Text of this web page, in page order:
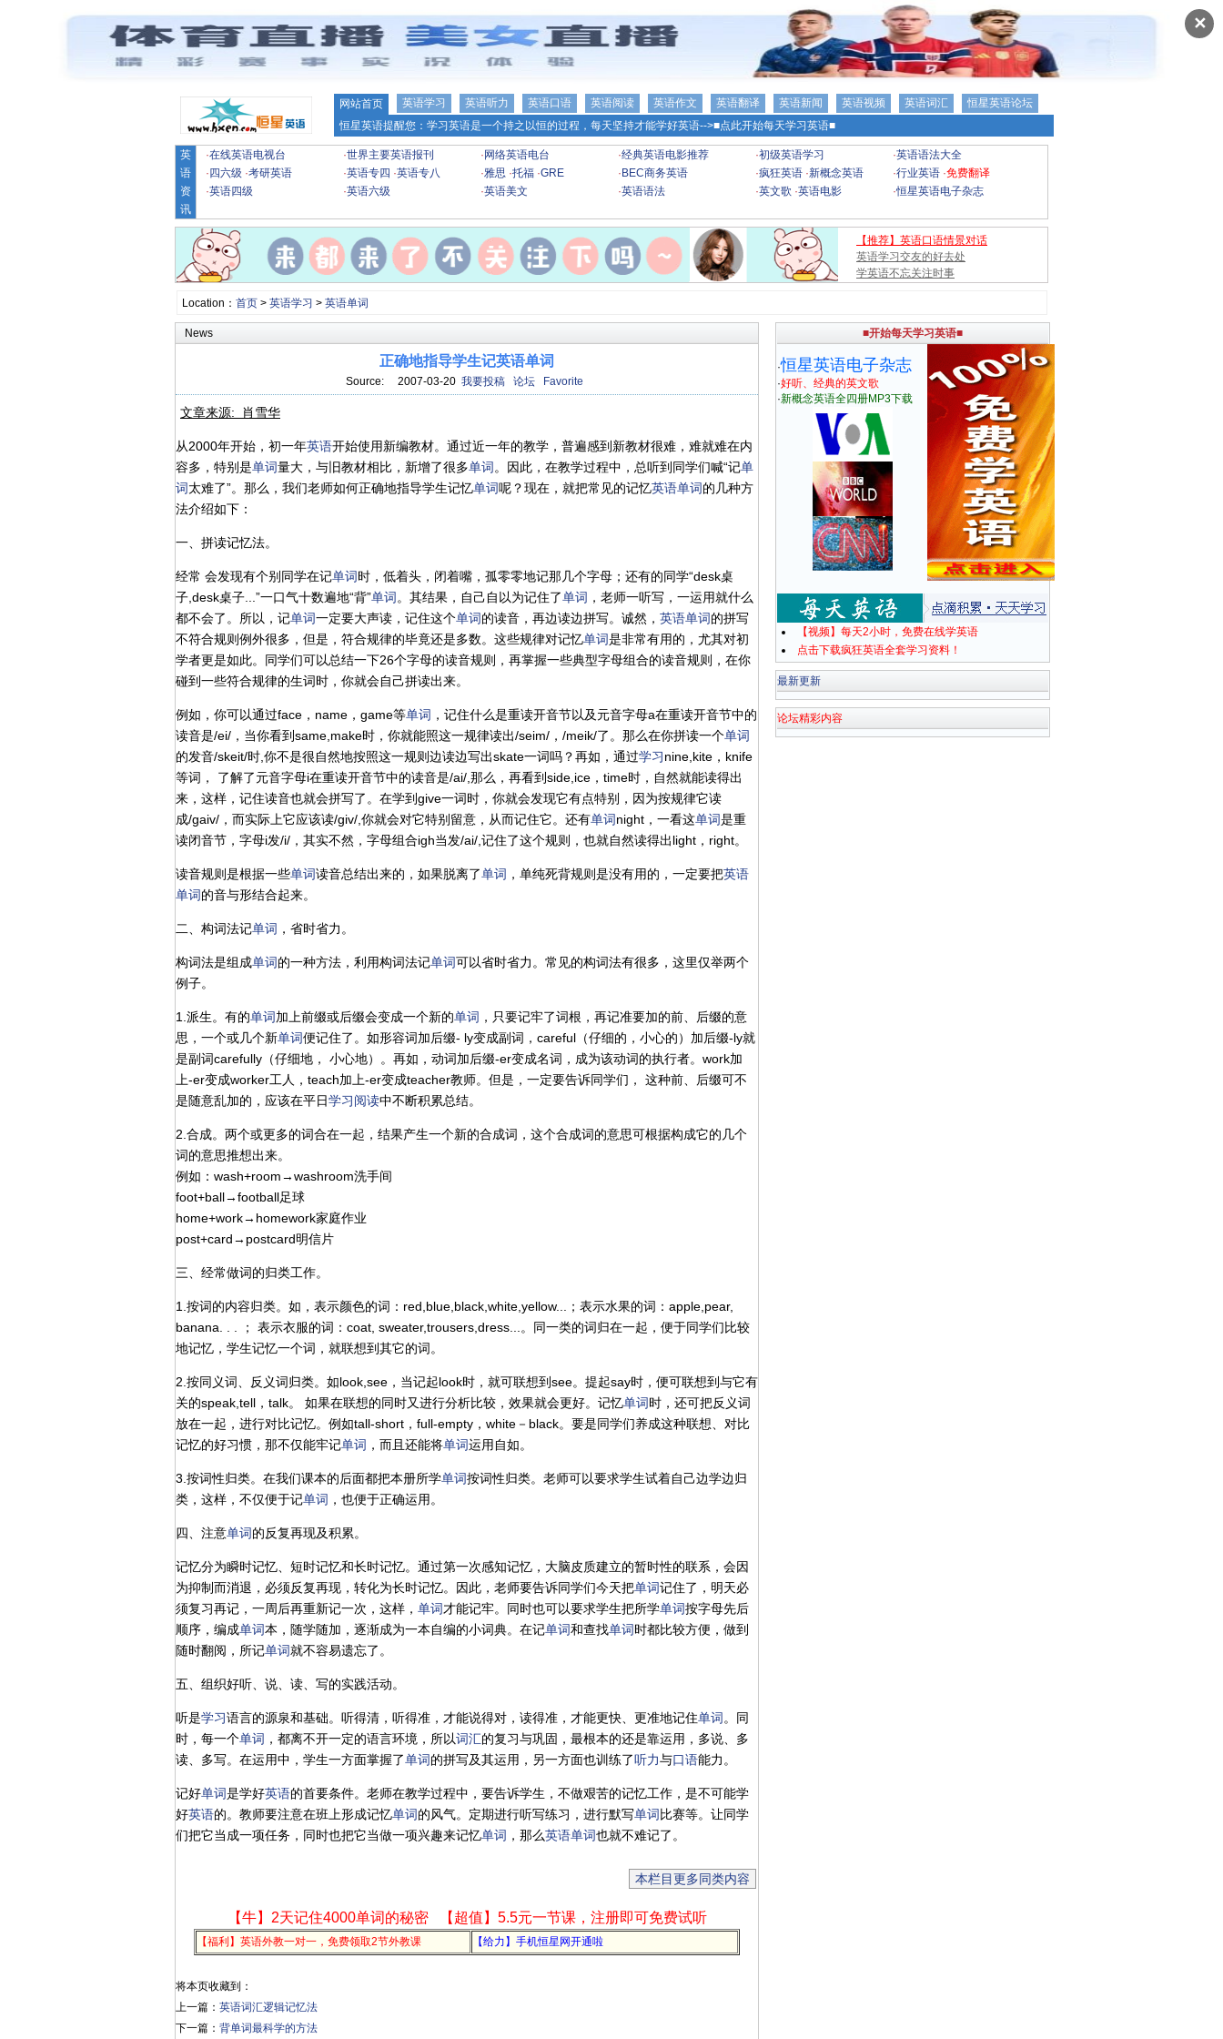
✕
网站首页 英语学习 英语听力 英语口语 英语阅读 英语作文 英语翻译 英语新闻 英语视频 英语词汇
恒星英语论坛
恒星英语提醒您：学习英语是一个持之以恒的过程，每天坚持才能学好英语-->■点此开始每天学习英语■
英
语
资
讯
·在线英语电视台 ·世界主要英语报刊 · 网络英语电台 ·经典英语电影推荐 ·初级英语学习 ·英语语法大全
· 四六级 ·考研英语 ·英语专四 ·英语专八 ·雅思 ·托福 ·GRE · BEC商务英语 ·疯狂英语 ·新概念英语 ·行业英语 ·免费翻译
·英语四级 ·英语六级 ·英语美文 ·英语语法 ·英文歌 ·英语电影 ·恒星英语电子杂志
【推荐】英语口语情景对话
英语学习交友的好去处
学英语不忘关注时事
Location： 首页> 英语学习 > 英语单词
News
正确地指导学生记英语单词
Source: 2007-03-20 我要投稿 论坛 Favorite
文章来源: 肖雪华
从2000年开始，初一年英语开始使用新编教材。通过近一年的教学，普遍感到新教材很难，难就难在内
容多，特别是单词量大，与旧教材相比，新增了很多单词。因此，在教学过程中，总听到同学们喊“记单
词太难了”。那么，我们老师如何正确地指导学生记忆单词呢？现在，就把常见的记忆英语单词的几种方
法介绍如下：
一、拼读记忆法。
经常 会发现有个别同学在记单词时，低着头，闭着嘴，孤零零地记那几个字母；还有的同学“desk桌
子,desk桌子...”一口气十数遍地“背”单词。其结果，自己自以为记住了单词 ，老师一听写，一运用就什么
都不会了。所以，记单词一定要大声读，记住这个单词的读音，再边读边拼写。诚然， 英语单词的拼写
不符合规则例外很多，但是，符合规律的毕竟还是多数。这些规律对记忆单词是非常有用的，尤其对初
学者更是如此。同学们可以总结一下26个字母的读音规则，再掌握一些典型字母组合的读音规则，在你
碰到一些符合规律的生词时，你就会自己拼读出来。
例如，你可以通过face，name，game等单词 ，记住什么是重读开音节以及元音字母a在重读开音节中的
读音是/ei/，当你看到same,make时，你就能照这一规律读出/seim/，/meik/了。那么在你拼读一个单词
的发音/skeit/时,你不是很自然地按照这一规则边读边写出skate一词吗？再如，通过学习nine,kite，knife
等词， 了解了元音字母i在重读开音节中的读音是/ai/,那么，再看到side,ice，time时，自然就能读得出
来，这样，记住读音也就会拼写了。在学到give一词时，你就会发现它有点特别，因为按规律它读
成/gaiv/，而实际上它应该读/giv/,你就会对它特别留意，从而记住它。还有单词night，一看这单词是重
读闭音节，字母i发/i/，其实不然，字母组合igh当发/ai/,记住了这个规则，也就自然读得出light，right。
读音规则是根据一些单词读音总结出来的，如果脱离了单词 ，单纯死背规则是没有用的，一定要把英语
单词的音与形结合起来。
二、构词法记单词 ，省时省力。
构词法是组成单词的一种方法，利用构词法记单词可以省时省力。常见的构词法有很多，这里仅举两个
例子。
1.派生。有的单词加上前缀或后缀会变成一个新的单词 ，只要记牢了词根，再记准要加的前、后缀的意
思，一个或几个新单词便记住了。如形容词加后缀- ly变成副词，careful（仔细的，小心的）加后缀-ly就
是副词carefully（仔细地， 小心地）。再如，动词加后缀-er变成名词，成为该动词的执行者。work加
上-er变成worker工人，teach加上-er变成teacher教师。但是，一定要告诉同学们， 这种前、后缀可不
是随意乱加的，应该在平日学习阅读中不断积累总结。
2.合成。两个或更多的词合在一起，结果产生一个新的合成词，这个合成词的意思可根据构成它的几个
词的意思推想出来。
例如：wash+room→washroom洗手间
foot+ball→football足球
home+work→homework家庭作业
post+card→postcard明信片
三、经常做词的归类工作。
1.按词的内容归类。如，表示颜色的词：red,blue,black,white,yellow...；表示水果的词：apple,pear,
banana. . . ； 表示衣服的词：coat, sweater,trousers,dress...。同一类的词归在一起，便于同学们比较
地记忆，学生记忆一个词，就联想到其它的词。
2.按同义词、反义词归类。如look,see，当记起look时，就可联想到see。提起say时，便可联想到与它有
关的speak,tell，talk。 如果在联想的同时又进行分析比较，效果就会更好。记忆单词时，还可把反义词
放在一起，进行对比记忆。例如tall-short，full-empty，white－black。要是同学们养成这种联想、对比
记忆的好习惯，那不仅能牢记单词 ，而且还能将单词运用自如。
3.按词性归类。在我们课本的后面都把本册所学单词按词性归类。老师可以要求学生试着自己边学边归
类，这样，不仅便于记单词 ，也便于正确运用。
四、注意单词的反复再现及积累。
记忆分为瞬时记忆、短时记忆和长时记忆。通过第一次感知记忆，大脑皮质建立的暂时性的联系，会因
为抑制而消退，必须反复再现，转化为长时记忆。因此，老师要告诉同学们今天把单词记住了，明天必
须复习再记，一周后再重新记一次，这样， 单词才能记牢。同时也可以要求学生把所学单词按字母先后
顺序，编成单词本，随学随加，逐渐成为一本自编的小词典。在记单词和查找单词时都比较方便，做到
随时翻阅，所记单词就不容易遗忘了。
五、组织好听、说、读、写的实践活动。
听是学习语言的源泉和基础。听得清，听得准，才能说得对，读得准，才能更快、更准地记住单词。同
时，每一个单词 ，都离不开一定的语言环境，所以词汇的复习与巩固，最根本的还是靠运用，多说、多
读、多写。在运用中，学生一方面掌握了单词的拼写及其运用，另一方面也训练了听力与口语能力。
记好单词是学好英语的首要条件。老师在教学过程中，要告诉学生，不做艰苦的记忆工作，是不可能学
好英语的。教师要注意在班上形成记忆单词的风气。定期进行听写练习，进行默写单词比赛等。让同学
们把它当成一项任务，同时也把它当做一项兴趣来记忆单词 ，那么英语单词也就不难记了。
本栏目更多同类内容
【牛】2天记住4000单词的秘密 【超值】5.5元一节课，注册即可免费试听
【福利】英语外教一对一，免费领取2节外教课 【给力】手机恒星网开通啦
将本页收藏到：
上一篇： 英语词汇逻辑记忆法
下一篇： 背单词最科学的方法
■开始每天学习英语■
·恒星英语电子杂志
·好听、经典的英文歌
·新概念英语全四册MP3下载
【视频】每天2小时，免费在线学英语
点击下载疯狂英语全套学习资料！
最新更新
论坛精彩内容